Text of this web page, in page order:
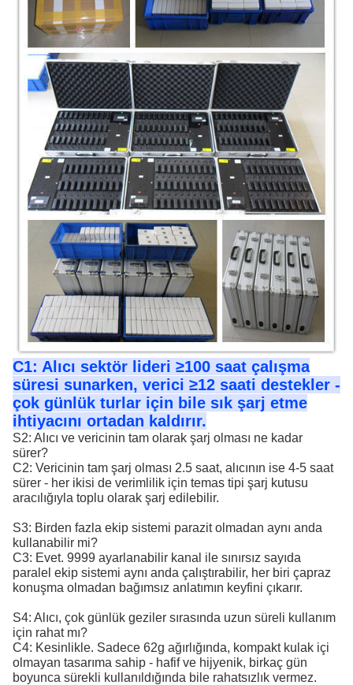
C1: Alıcı sektör lideri ≥100 saat çalışma
süresi sunarken, verici ≥12 saati destekler -
çok günlük turlar için bile sık şarj etme
ihtiyacını ortadan kaldırır.
S2: Alıcı ve vericinin tam olarak şarj olması ne kadar
sürer?
C2: Vericinin tam şarj olması 2.5 saat, alıcının ise 4-5 saat
sürer - her ikisi de verimlilik için temas tipi şarj kutusu
aracılığıyla toplu olarak şarj edilebilir.
S3: Birden fazla ekip sistemi parazit olmadan aynı anda
kullanabilir mi?
C3: Evet. 9999 ayarlanabilir kanal ile sınırsız sayıda
paralel ekip sistemi aynı anda çalıştırabilir, her biri çapraz
konuşma olmadan bağımsız anlatımın keyfini çıkarır.
S4: Alıcı, çok günlük geziler sırasında uzun süreli kullanım
için rahat mı?
C4: Kesinlikle. Sadece 62g ağırlığında, kompakt kulak içi
olmayan tasarıma sahip - hafif ve hijyenik, birkaç gün
boyunca sürekli kullanıldığında bile rahatsızlık vermez.